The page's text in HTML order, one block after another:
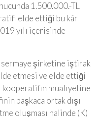
1.500.000.-TL
elde ettiği bu kâr
yılı içerisinde
şirketine iştirak
etmesi ve elde ettiği
kooperatifin muafiyetine
başkaca ortak dışı
oluşması halinde (K)